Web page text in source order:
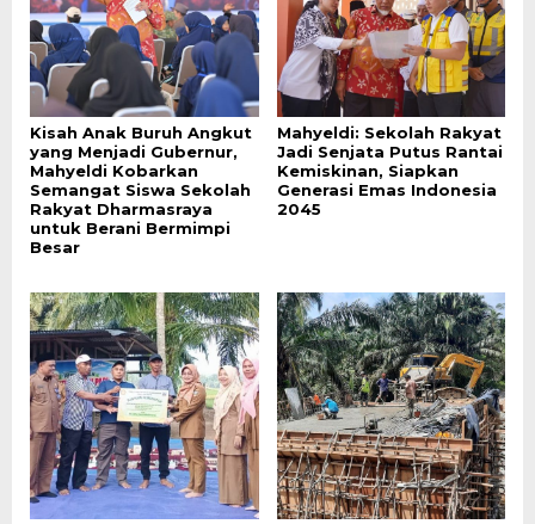
Kisah Anak Buruh Angkut
yang Menjadi Gubernur,
Mahyeldi Kobarkan
Semangat Siswa Sekolah
Rakyat Dharmasraya
untuk Berani Bermimpi
Besar
Mahyeldi: Sekolah Rakyat
Jadi Senjata Putus Rantai
Kemiskinan, Siapkan
Generasi Emas Indonesia
2045